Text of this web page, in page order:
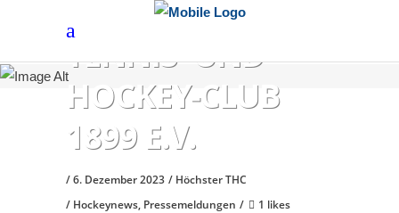
HÖCHSTER
TENNIS- UND
HOCKEY-CLUB
1899 E.V.
6. Dezember 2023
Höchster THC
Hockeynews, Pressemeldungen 1 likes